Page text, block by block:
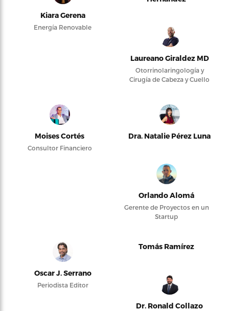
Kiara Gerena
Energía Renovable
Laureano Giraldez MD
Otorrinolaringología y
Cirugía de Cabeza y Cuello
Moises Cortés
Consultor Financiero
Dra. Natalie Pérez Luna
Orlando Alomá
Gerente de Proyectos en un
Startup
Oscar J. Serrano
Periodista Editor
Tomás Ramírez
Dr. Ronald Collazo